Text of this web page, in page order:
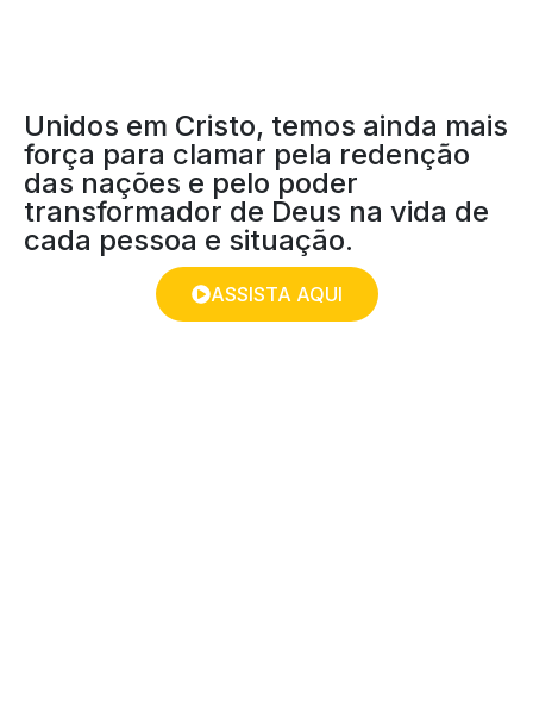
Unidos em Cristo, temos ainda mais
força para clamar pela redenção
das nações e pelo poder
transformador de Deus na vida de
cada pessoa e situação.
ASSISTA AQUI